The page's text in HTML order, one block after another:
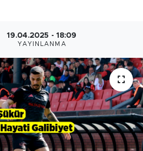
19.04.2025 - 18:09
YAYINLANMA